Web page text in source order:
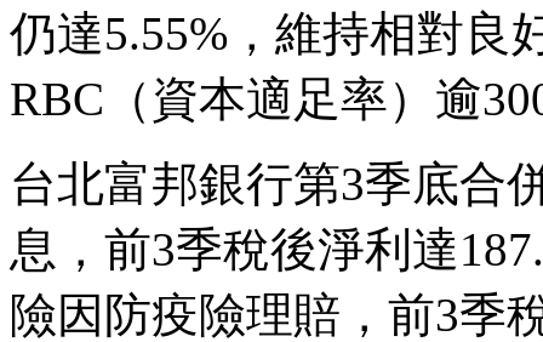
仍達5.55%，維持相對良
RBC（資本適足率）逾
台北富邦銀行第3季底合
息，前3季稅後淨利達
險因防疫險理賠，前3季